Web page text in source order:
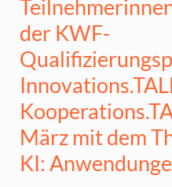
der KWF-
März mit dem
KI: